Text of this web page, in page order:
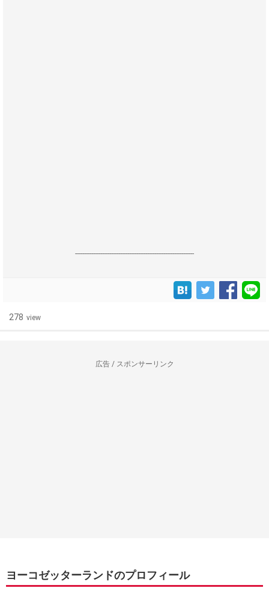
------------------------------------------------------------------
278 view
広告 / スポンサーリンク
ヨーコゼッターランドのプロフィール